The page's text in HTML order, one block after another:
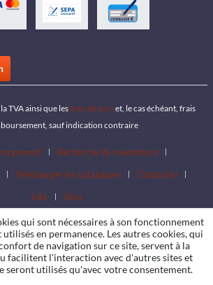
TVA ainsi que lesfrais de portet, le cas échéant, frais
sauf indication contraire
Recherche de revendeurs
Télécharger les catalogues
Contactez
Jobs
Sites
qui sont nécessaires à son fonctionnement
en permanence. Les autres cookies, qui
de navigation sur ce site, servent à la
facilitent l'interaction avec d'autres sites et
seront utilisés qu'avec votre consentement.